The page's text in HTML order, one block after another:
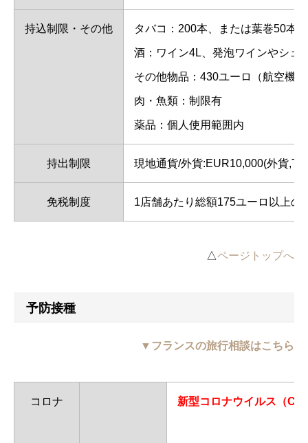
持込制限・その他 タバコ：200本、または葉巻50本
酒：ワイン4L、発泡ワインやシェ
その他物品：430ユーロ（航空機
肉・魚類：制限有
薬品：個人使用範囲内
持出制限 現地通貨/外貨:EUR10,000(外貨
免税制度 1店舗あたり総額175ユーロ以上
△ページトップへ
予防接種
▼フランスの旅行相談はこちら
コロナ 新型コロナウイルス（